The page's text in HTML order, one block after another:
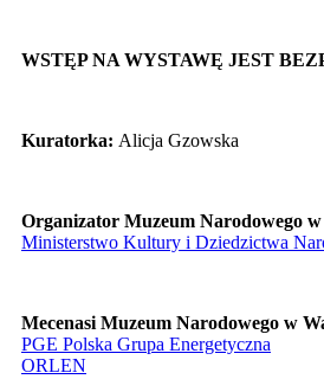
WSTĘP NA WYSTAWĘ JEST
Kuratorka: Alicja Gzowska
Organizator Muzeum Narodowego
Ministerstwo Kultury i Dziedzictwa
Mecenasi Muzeum Narodowego w
PGE Polska Grupa Energetyczna
ORLEN